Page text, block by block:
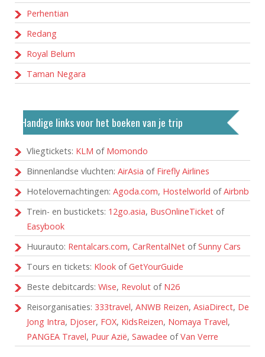
Perhentian
Redang
Royal Belum
Taman Negara
Handige links voor het boeken van je trip
Vliegtickets: KLM of Momondo
Binnenlandse vluchten: AirAsia of Firefly Airlines
Hotelovernachtingen: Agoda.com, Hostelworld ofAirbnb
Trein- en bustickets: 12go.asia, BusOnlineTicket of
Easybook
Huurauto: Rentalcars.com, CarRentalNet ofSunny Cars
Tours en tickets: Klook ofGetYourGuide
Beste debitcards: Wise, Revolut of N26
Reisorganisaties: 333travel, ANWB Reizen, AsiaDirect, De
Jong Intra, Djoser, FOX, KidsReizen, Nomaya Travel,
PANGEA Travel, Puur Azië, Sawadee ofVan Verre